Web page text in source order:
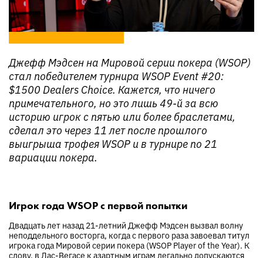
Джефф Мэдсен на Мировой серии покера (WSOP)
стал победителем турнира WSOP Event #20:
$1500 Dealers Choice. Кажется, что ничего
примечательного, но это лишь 49-й за всю
историю игрок с пятью или более браслетами,
сделал это через 11 лет после прошлого
выигрыша трофея WSOP и в турнире по 21
вариации покера.
Игрок года WSOP с первой попытки
Двадцать лет назад 21-летний Джефф Мэдсен вызвал волну
неподдельного восторга, когда с первого раза завоевал титул
игрока года Мировой серии покера (WSOP Player of the Year). К
слову, в Лас-Вегасе к азартным играм легально допускаются